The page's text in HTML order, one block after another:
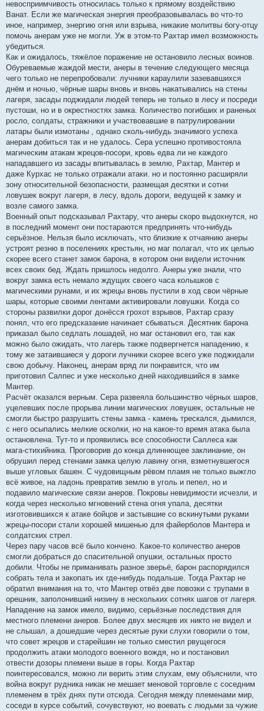
невосприимчивость относилась только к прямому воздействию
Ванат. Если же магическая энергия преобразовывалась во что-то
иное, например, энергию огня или взрыва, никакие молитвы богу-отцу
помочь анерам уже не могли. Уж в этом-то Рахтар имел возможность
убедиться.
Как и ожидалось, тяжёлое поражение не остановило лесных воинов.
Обуреваемые жаждой мести, анеры в течение следующего месяца
чего только не перепробовали: лучники караулили зазевавшихся
днём и ночью, чёрные шары вновь и вновь накатывались на стены
лагеря, засады поджидали людей теперь не только в лесу и посреди
пустоши, но и в окрестностях замка. Количество погибших и раненых
росло, солдаты, стражники и участвовавшие в патрулировании
латары были измотаны , однако сколь-нибудь значимого успеха
анерам добиться так и не удалось. Сера успешно противостояла
магическим атакам жрецов-посори, кровь едва ли не каждого
нападавшего из засады впитывалась в землю, Рахтар, Мантер и
даже Курхас не только отражали атаки. но и постоянно расширяли
зону относительной безопасности, размещая десятки и сотни
ловушек вокруг лагеря, в лесу, вдоль дороги, ведущей к замку и
возле самого замка.
Военный опыт подсказывал Рахтару, что анеры скоро выдохнутся, но
в последний момент они постараются предпринять что-нибудь
серьёзное. Нельзя было исключать, что близкие к отчаянию анеры
устроят резню в поселениях крестьян, но маг полагал, что их целью
скорее всего станет замок барона, в котором они видели источник
всех своих бед. Ждать пришлось недолго. Анеры уже знали, что
вокруг замка есть немало ждущих своего часа колышков с
магическими рунами, и их жрецы вновь пустили в ход свои чёрные
шары, которые своими лентами активировали ловушки. Когда со
стороны развилки дорог донёсся грохот взрывов, Рахтар сразу
понял, что его предсказание начинает сбываться. Десятник барона
приказал было седлать лошадей, но маг остановил его, так как
можно было ожидать, что лагерь также подвергнется нападению, к
тому же затаившиеся у дороги лучники скорее всего уже поджидали
свою добычу. Наконец, анерам вряд ли понравится, что им
приготовил Салпес и уже несколько дней находившийся в замке
Мантер.
Расчёт оказался верным. Сера развеяла большинство чёрных шаров,
уцелевших после прорыва линии магических ловушек, остальные не
смогли быстро разрушить стены замка - камень трескался, дымился,
с него осыпались мелкие осколки, но на какое-то время атака была
остановлена. Тут-то и проявились все способности Саллеса как
мага-стихийника. Проговорив до конца длиннющее заклинание, он
обрушил перед стенами замка целую лавину огня, взметнувшегося
выше угловых башен. С чудовищным рёвом пламя не только выжгло
всё живое, на ладонь превратив землю в уголь и пепел, но и
подавило магические связи анеров. Покровы невидимости исчезли, и
когда через несколько мгновений стена огня упала, десятки
изготовившихся к атаке бойцов и застывшие со вскинутыми руками
жрецы-посори стали хорошей мишенью для файерболов Мантера и
солдатских стрел.
Через пару часов всё было кончено. Какое-то количество анеров
смогли добраться до спасительной опушки, остальных просто
добили. Чтобы не приманивать разное зверьё, барон распорядился
собрать тела и закопать их где-нибудь подальше. Тогда Рахтар не
обратил внимания на то, что Мантер отвёз две повозки с трупами в
орешник, заполонивший низину в нескольких сотнях шагов от лагеря.
Нападение на замок имело, видимо, серьёзные последствия для
местного племени анеров. Более двух месяцев их никто не видел и
не слышал, а дошедшие через десятые руки слухи говорили о том,
что совет жрецов и старейшин не только сместил рвущегося
продолжить атаки молодого военного вождя, но и постановил
отвести дозоры племени выше в горы. Когда Рахтар
поинтересовался, можно ли верить этим слухам, ему объяснили, что
война вокруг рудника никак не мешает меновой торговле с соседним
племенем в трёх днях пути отсюда. Сегодня между племенами мир,
соседи в курсе событий, сочувствуют, но воевать с людьми за чужие